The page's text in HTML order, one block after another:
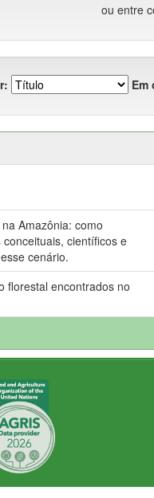
ou entre
Em
Amazônia: como
científicos e
cenário.
florestal encontrados no